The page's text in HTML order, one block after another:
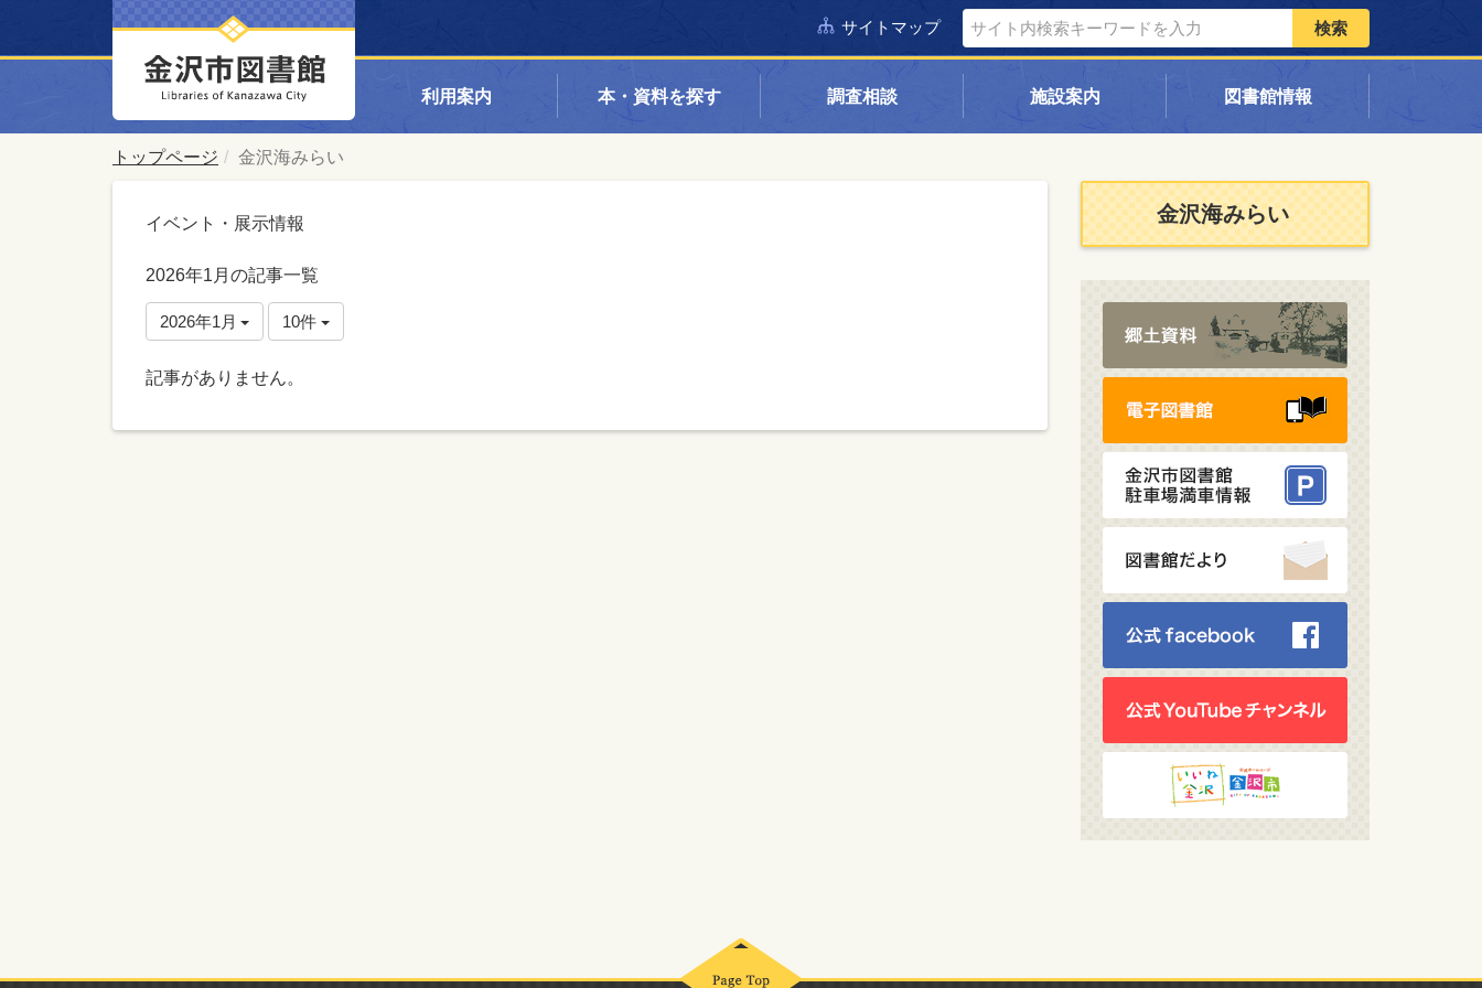
サイトマップ 検索
利用案内 本・資料を探す 調査相談 施設案内 図書館情報
トップページ 金沢海みらい
イベント・展示情報
2026年1月の記事一覧
2026年1月 10件
記事がありません。
金沢海みらい